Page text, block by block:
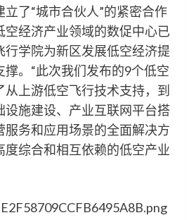
了“城市合伙人”的紧密合作
空经济产业领域的数促中心已
行学院为新区发展低空经济提
。“此次我们发布的9个低空
上游低空飞行技术支持，到
设施建设、产业互联网平台搭
服务和应用场景的全面解决方
度综合和相互依赖的低空产业